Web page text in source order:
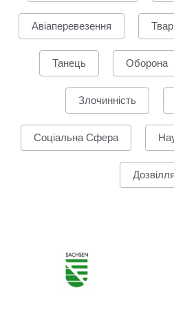
Авіаперевезення
Танець Оборона
Злочинність
Соціальна Сфера
Дозвілля